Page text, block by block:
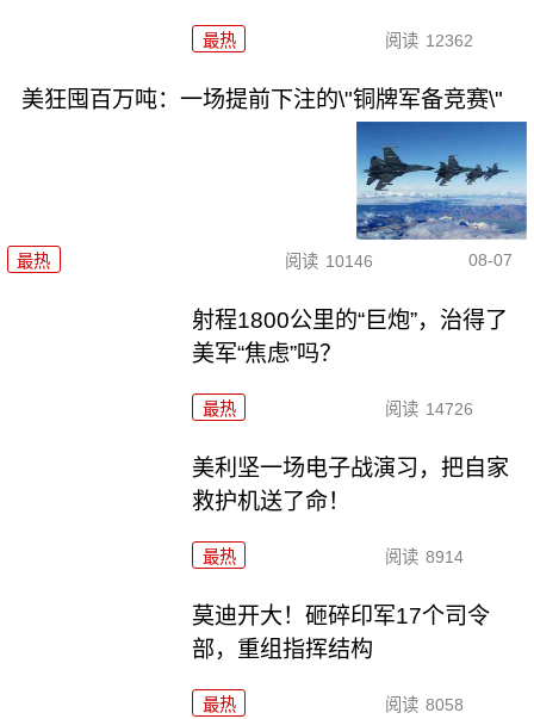
最热 阅读 12362
美狂囤百万吨：一场提前下注的\"铜牌军备竞赛\"
最热 阅读 10146 08-07
射程1800公里的“巨炮”，治得了
美军“焦虑”吗？
最热 阅读 14726
美利坚一场电子战演习，把自家
救护机送了命！
最热 阅读 8914
莫迪开大！砸碎印军17个司令
部，重组指挥结构
最热 阅读 8058